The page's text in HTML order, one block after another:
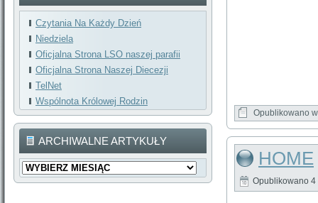
Czytania Na Każdy Dzień
Niedziela
Oficjalna Strona LSO naszej parafii
Oficjalna Strona Naszej Diecezji
TelNet
Wspólnota Królowej Rodzin
ARCHIWALNE ARTYKUŁY
Archiwalne
Artykuły
Opublikowano w
HOME
Opublikowano 4